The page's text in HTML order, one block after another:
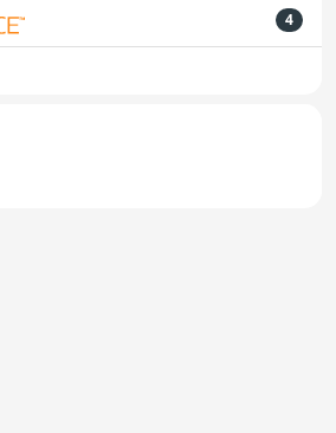
4